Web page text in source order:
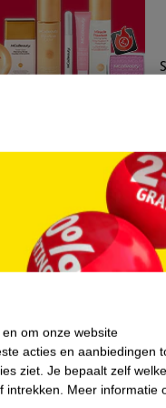
Kruidvat is altijd
Gratis ophalen in de
Op werkdagen voor
Gratis thuisbezorgd
Gratis retourneren
Gratis punten met je
om onze website
acties en aanbiedingen
ziet. Je bepaalt zelf welke
intrekken. Meer informatie